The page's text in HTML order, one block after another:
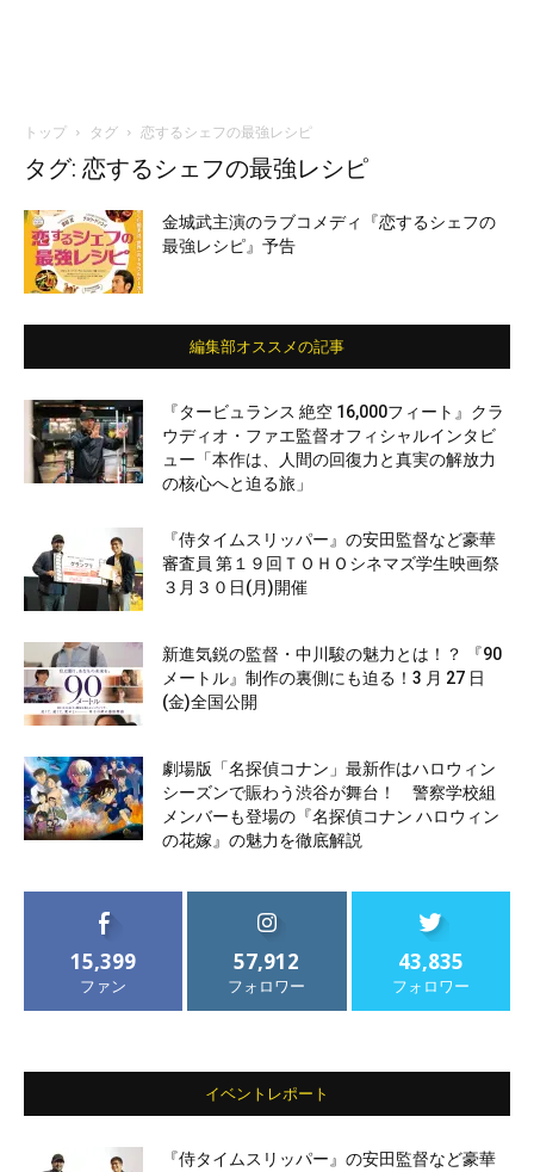
トップ タグ 恋するシェフの最強レシピ
タグ: 恋するシェフの最強レシピ
金城武主演のラブコメディ『恋するシェフの
最強レシピ』予告
編集部オススメの記事
『タービュランス 絶空 16,000フィート』クラ
ウディオ・ファエ監督オフィシャルインタビ
ュー「本作は、人間の回復力と真実の解放力
の核心へと迫る旅」
『侍タイムスリッパー』の安田監督など豪華
審査員 第１９回ＴＯＨＯシネマズ学生映画祭
３月３０日(月)開催
新進気鋭の監督・中川駿の魅力とは！？ 『90
メートル』制作の裏側にも迫る！3 月 27 日
(金)全国公開
劇場版「名探偵コナン」最新作はハロウィン
シーズンで賑わう渋谷が舞台！ 警察学校組
メンバーも登場の『名探偵コナン ハロウィン
の花嫁』の魅力を徹底解説
15,399
ファン
57,912
フォロワー
43,835
フォロワー
イベントレポート
『侍タイムスリッパー』の安田監督など豪華